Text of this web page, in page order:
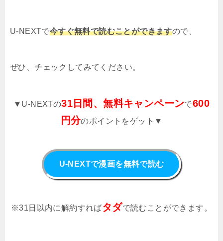
U-NEXTで今すぐ無料で読むことができますので、
ぜひ、チェックしてみてください。
▼U-NEXTの31日間、無料キャンペーンで600
円分のポイントをゲット▼
U-NEXTで漫画を無料で読む
※31日以内に解約すればタダで読むことができます。